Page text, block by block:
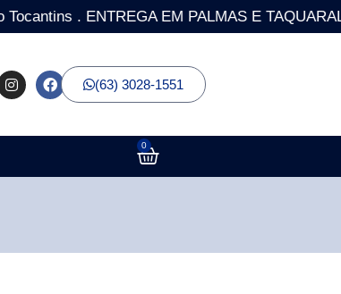
. ENTREGA EM PALMAS E
(63) 3028-1551
0